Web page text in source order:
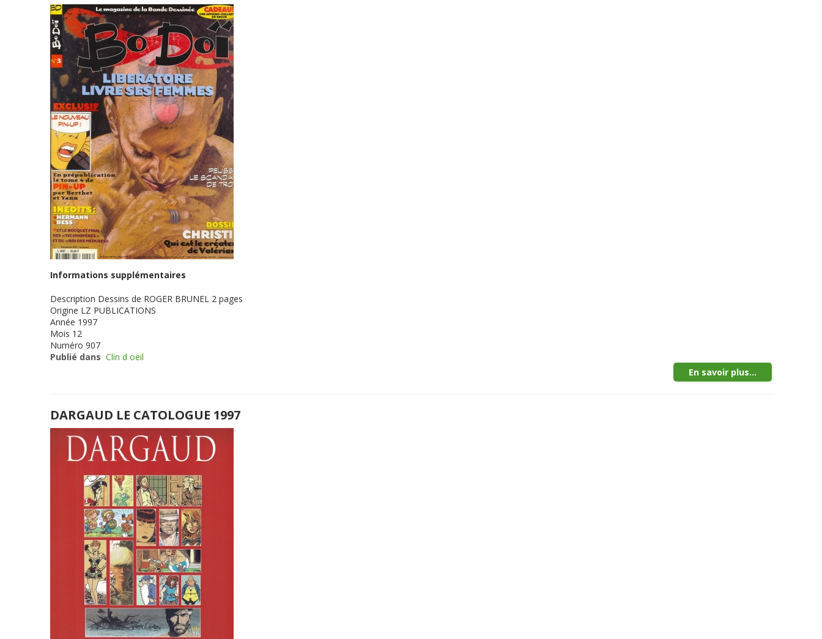
Informations supplémentaires
Description Dessins de ROGER BRUNEL 2 pages
Origine LZ PUBLICATIONS
Année 1997
Mois 12
Numéro 907
Publié dans Clin d oeil
En savoir plus...
DARGAUD LE CATOLOGUE 1997